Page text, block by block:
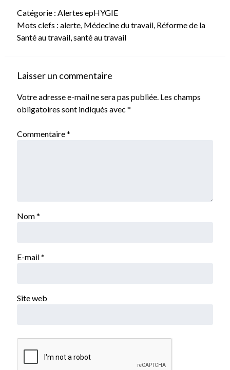
Catégorie : Alertes epHYGIE
Mots clefs : alerte, Médecine du travail, Réforme de la
Santé au travail, santé au travail
Laisser un commentaire
Votre adresse e-mail ne sera pas publiée. Les champs
obligatoires sont indiqués avec *
Commentaire*
Nom*
E-mail*
Site web